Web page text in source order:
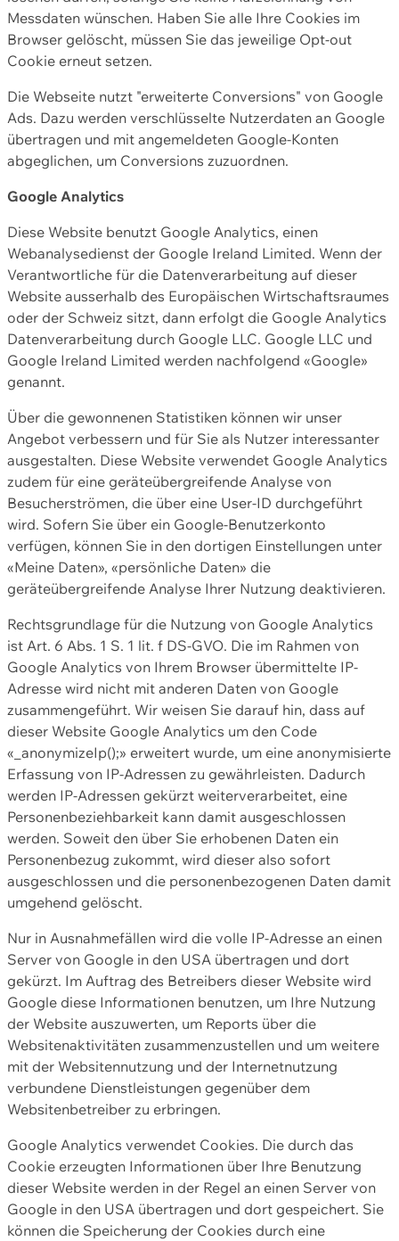
Messdaten wünschen. Haben Sie alle Ihre Cookies im
Browser gelöscht, müssen Sie das jeweilige Opt-out
Cookie erneut setzen.
Die Webseite nutzt "erweiterte Conversions" von Google
Ads. Dazu werden verschlüsselte Nutzerdaten an Google
übertragen und mit angemeldeten Google-Konten
abgeglichen, um Conversions zuzuordnen.
Google Analytics
Diese Website benutzt Google Analytics, einen
Webanalysedienst der Google Ireland Limited. Wenn der
Verantwortliche für die Datenverarbeitung auf dieser
Website ausserhalb des Europäischen Wirtschaftsraumes
oder der Schweiz sitzt, dann erfolgt die Google Analytics
Datenverarbeitung durch Google LLC. Google LLC und
Google Ireland Limited werden nachfolgend «Google»
genannt.
Über die gewonnenen Statistiken können wir unser
Angebot verbessern und für Sie als Nutzer interessanter
ausgestalten. Diese Website verwendet Google Analytics
zudem für eine geräteübergreifende Analyse von
Besucherströmen, die über eine User-ID durchgeführt
wird. Sofern Sie über ein Google-Benutzerkonto
verfügen, können Sie in den dortigen Einstellungen unter
«Meine Daten», «persönliche Daten» die
geräteübergreifende Analyse Ihrer Nutzung deaktivieren.
Rechtsgrundlage für die Nutzung von Google Analytics
ist Art. 6 Abs. 1 S. 1 lit. f DS-GVO. Die im Rahmen von
Google Analytics von Ihrem Browser übermittelte IP-
Adresse wird nicht mit anderen Daten von Google
zusammengeführt. Wir weisen Sie darauf hin, dass auf
dieser Website Google Analytics um den Code
«_anonymizeIp();» erweitert wurde, um eine anonymisierte
Erfassung von IP-Adressen zu gewährleisten. Dadurch
werden IP-Adressen gekürzt weiterverarbeitet, eine
Personenbeziehbarkeit kann damit ausgeschlossen
werden. Soweit den über Sie erhobenen Daten ein
Personenbezug zukommt, wird dieser also sofort
ausgeschlossen und die personenbezogenen Daten damit
umgehend gelöscht.
Nur in Ausnahmefällen wird die volle IP-Adresse an einen
Server von Google in den USA übertragen und dort
gekürzt. Im Auftrag des Betreibers dieser Website wird
Google diese Informationen benutzen, um Ihre Nutzung
der Website auszuwerten, um Reports über die
Websitenaktivitäten zusammenzustellen und um weitere
mit der Websitennutzung und der Internetnutzung
verbundene Dienstleistungen gegenüber dem
Websitenbetreiber zu erbringen.
Google Analytics verwendet Cookies. Die durch das
Cookie erzeugten Informationen über Ihre Benutzung
dieser Website werden in der Regel an einen Server von
Google in den USA übertragen und dort gespeichert. Sie
können die Speicherung der Cookies durch eine